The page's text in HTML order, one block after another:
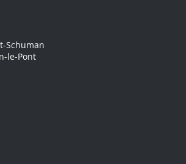
Schuman
le-Pont